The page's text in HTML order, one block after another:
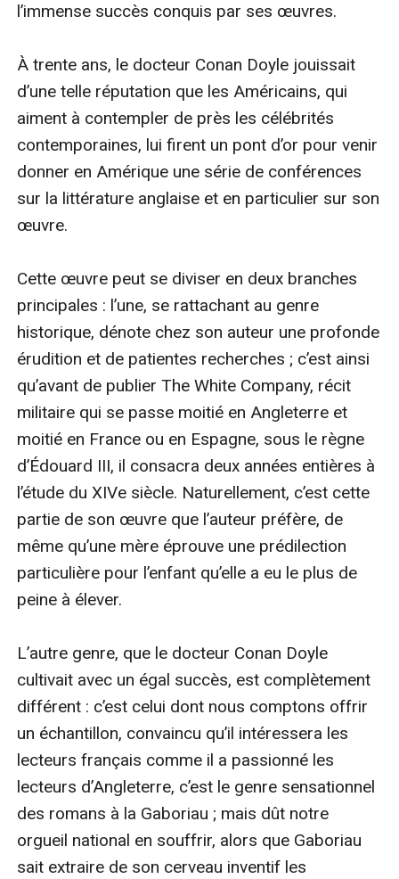
l’immense succès conquis par ses œuvres.
À trente ans, le docteur Conan Doyle jouissait
d’une telle réputation que les Américains, qui
aiment à contempler de près les célébrités
contemporaines, lui firent un pont d’or pour venir
donner en Amérique une série de conférences
sur la littérature anglaise et en particulier sur son
œuvre.
Cette œuvre peut se diviser en deux branches
principales : l’une, se rattachant au genre
historique, dénote chez son auteur une profonde
érudition et de patientes recherches ; c’est ainsi
qu’avant de publier The White Company, récit
militaire qui se passe moitié en Angleterre et
moitié en France ou en Espagne, sous le règne
d’Édouard III, il consacra deux années entières à
l’étude du XIVe siècle. Naturellement, c’est cette
partie de son œuvre que l’auteur préfère, de
même qu’une mère éprouve une prédilection
particulière pour l’enfant qu’elle a eu le plus de
peine à élever.
L’autre genre, que le docteur Conan Doyle
cultivait avec un égal succès, est complètement
différent : c’est celui dont nous comptons offrir
un échantillon, convaincu qu’il intéressera les
lecteurs français comme il a passionné les
lecteurs d’Angleterre, c’est le genre sensationnel
des romans à la Gaboriau ; mais dût notre
orgueil national en souffrir, alors que Gaboriau
sait extraire de son cerveau inventif les